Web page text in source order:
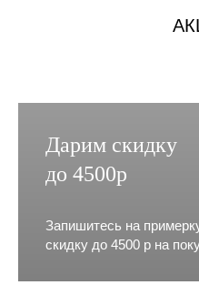
Дарим скидку
до 4500р
Запишитесь на
скидку до 4500 р на